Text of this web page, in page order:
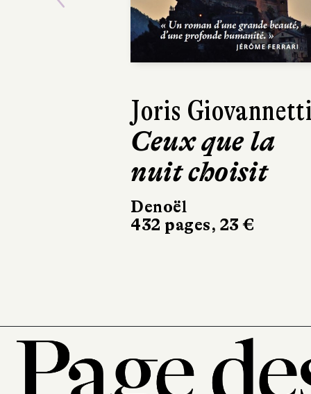
Amandine
Daniel Le
Roland
Schweitzer
Éditions du
Previous